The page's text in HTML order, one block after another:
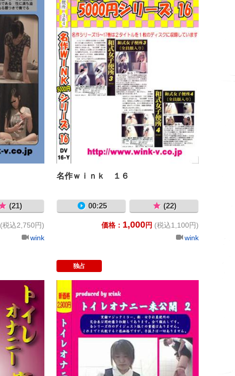
(21)
(税込2,750円)
wink
名作ｗｉｎｋ １６
00:25 (22)
価格： 1,000円 (税込1,100円)
wink
トイレオナニー常習者６
独占